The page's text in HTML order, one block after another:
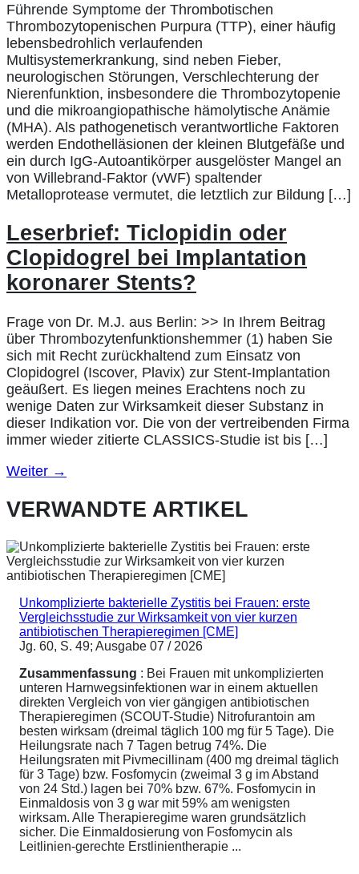
Führende Symptome der Thrombotischen
Thrombozytopenischen Purpura (TTP), einer häufig
lebensbedrohlich verlaufenden
Multisystemerkrankung, sind neben Fieber,
neurologischen Störungen, Verschlechterung der
Nierenfunktion, insbesondere die Thrombozytopenie
und die mikroangiopathische hämolytische Anämie
(MHA). Als pathogenetisch verantwortliche Faktoren
werden Endothelläsionen der kleinen Blutgefäße und
ein durch IgG-Autoantikörper ausgelöster Mangel an
von Willebrand-Faktor (vWF) spaltender
Metalloprotease vermutet, die letztlich zur Bildung […]
Leserbrief: Ticlopidin oder
Clopidogrel bei Implantation
koronarer Stents?
Frage von Dr. M.J. aus Berlin: >> In Ihrem Beitrag
über Thrombozytenfunktionshemmer (1) haben Sie
sich mit Recht zurückhaltend zum Einsatz von
Clopidogrel (Iscover, Plavix) zur Stent-Implantation
geäußert. Es liegen meines Erachtens noch zu
wenige Daten zur Wirksamkeit dieser Substanz in
dieser Indikation vor. Die von der vertreibenden Firma
immer wieder zitierte CLASSICS-Studie ist bis […]
Weiter →
VERWANDTE ARTIKEL
Unkomplizierte bakterielle Zystitis bei Frauen: erste
Vergleichsstudie zur Wirksamkeit von vier kurzen
antibiotischen Therapieregimen [CME]
Jg. 60, S. 49; Ausgabe 07 / 2026
Zusammenfassung : Bei Frauen mit unkomplizierten
unteren Harnwegsinfektionen war in einem aktuellen
direkten Vergleich von vier gängigen antibiotischen
Therapieregimen (SCOUT-Studie) Nitrofurantoin am
besten wirksam (dreimal täglich 100 mg für 5 Tage). Die
Heilungsrate nach 7 Tagen betrug 74%. Die
Heilungsraten mit Pivmecillinam (400 mg dreimal täglich
für 3 Tage) bzw. Fosfomycin (zweimal 3 g im Abstand
von 24 Std.) lagen bei 70% bzw. 67%. Fosfomycin in
Einmaldosis von 3 g war mit 59% am wenigsten
wirksam. Alle Therapieregime waren grundsätzlich
sicher. Die Einmaldosierung von Fosfomycin als
Leitlinien-gerechte Erstlinientherapie ...